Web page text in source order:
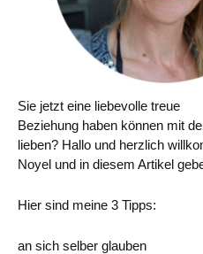
Sie jetzt eine liebevolle treue
Beziehung haben können mit
lieben? Hallo und herzlich
Noyel und in diesem Artikel
Hier sind meine 3 Tipps:
an sich selber glauben